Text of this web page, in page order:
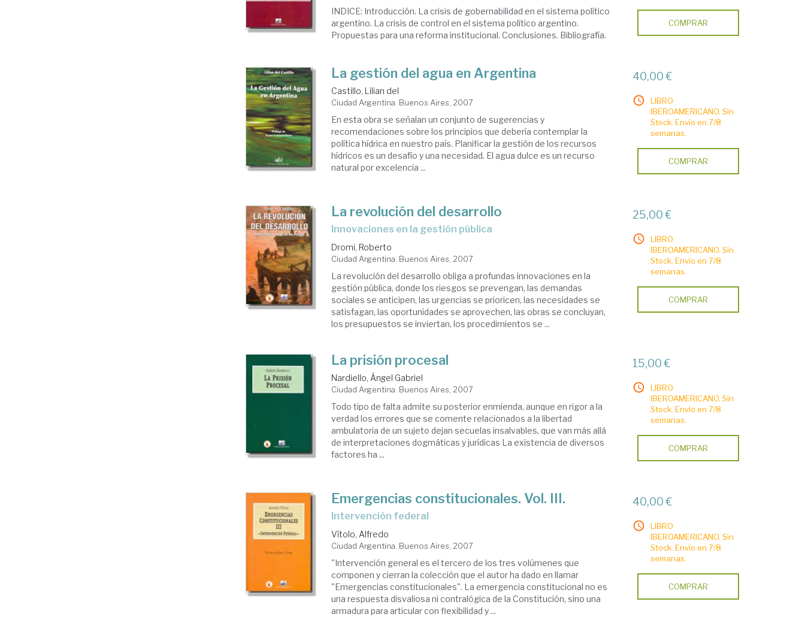
INDICE: Introducción. La crisis de gobernabilidad en el sistema político
argentino. La crisis de control en el sistema político argentino.
Propuestas para una reforma institucional. Conclusiones. Bibliografía.
COMPRAR
La gestión del agua en Argentina
Castillo, Lilian del
Ciudad Argentina. Buenos Aires, 2007
En esta obra se señalan un conjunto de sugerencias y
recomendaciones sobre los principios que debería contemplar la
política hídrica en nuestro país. Planificar la gestión de los recursos
hídricos es un desafío y una necesidad. El agua dulce es un recurso
natural por excelencia ...
40,00 €
LIBRO
IBEROAMERICANO. Sin
Stock. Envío en 7/8
semanas.
COMPRAR
La revolución del desarrollo
innovaciones en la gestión pública
Dromi, Roberto
Ciudad Argentina. Buenos Aires, 2007
La revolución del desarrollo obliga a profundas innovaciones en la
gestión pública, donde los riesgos se prevengan, las demandas
sociales se anticipen, las urgencias se prioricen, las necesidades se
satisfagan, las oportunidades se aprovechen, las obras se concluyan,
los presupuestos se inviertan, los procedimientos se ...
25,00 €
LIBRO
IBEROAMERICANO. Sin
Stock. Envío en 7/8
semanas.
COMPRAR
La prisión procesal
Nardiello, Ángel Gabriel
Ciudad Argentina. Buenos Aires, 2007
Todo tipo de falta admite su posterior enmienda, aunque en rigor a la
verdad los errores que se comente relacionados a la libertad
ambulatoria de un sujeto dejan secuelas insalvables, que van más allá
de interpretaciones dogmáticas y jurídicas La existencia de diversos
factores ha ...
15,00 €
LIBRO
IBEROAMERICANO. Sin
Stock. Envío en 7/8
semanas.
COMPRAR
Emergencias constitucionales. Vol. III.
Intervención federal
Vítolo, Alfredo
Ciudad Argentina. Buenos Aires, 2007
"Intervención general es el tercero de los tres volúmenes que
componen y cierran la colección que el autor ha dado en llamar
"Emergencias constitucionales". La emergencia constitucional no es
una respuesta disvaliosa ni contralógica de la Constitución, sino una
armadura para articular con flexibilidad y ...
40,00 €
LIBRO
IBEROAMERICANO. Sin
Stock. Envío en 7/8
semanas.
COMPRAR